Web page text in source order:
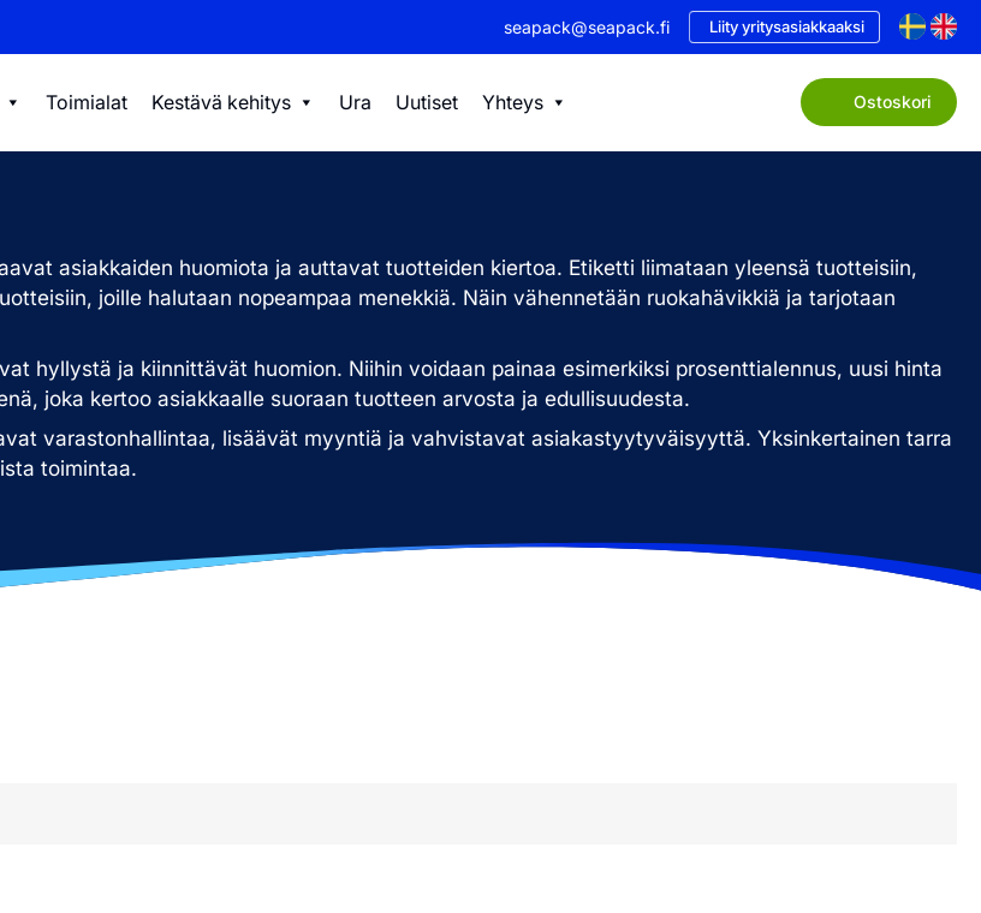
seapack@seapack.fi Liity yritysasiakkaaksi
Toimialat Kestävä kehitys Ura Uutiset Yhteys Ostoskori
asiakkaiden huomiota ja auttavat tuotteiden kiertoa. Etiketti liimataan yleensä tuotteisiin,
joille halutaan nopeampaa menekkiä. Näin vähennetään ruokahävikkiä ja tarjotaan
hyllystä ja kiinnittävät huomion. Niihin voidaan painaa esimerkiksi prosenttialennus, uusi hinta
joka kertoo asiakkaalle suoraan tuotteen arvosta ja edullisuudesta.
varastonhallintaa, lisäävät myyntiä ja vahvistavat asiakastyytyväisyyttä. Yksinkertainen tarra
toimintaa.